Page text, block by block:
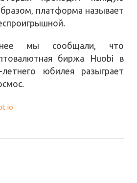
платформа называет
мы сообщали, что
биржа Huobi в
юбилея разыграет